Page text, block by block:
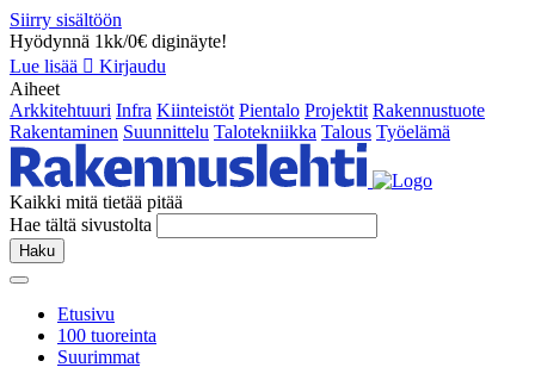
Siirry sisältöön
Hyödynnä 1kk/0€ diginäyte!
Lue lisää
Kirjaudu
Aiheet
Arkkitehtuuri Infra Kiinteistöt Pientalo Projektit Rakennustuote
Rakentaminen Suunnittelu Talotekniikka Talous Työelämä
Kaikki mitä tietää pitää
Hae tältä sivustolta
Haku
Etusivu
100 tuoreinta
Suurimmat